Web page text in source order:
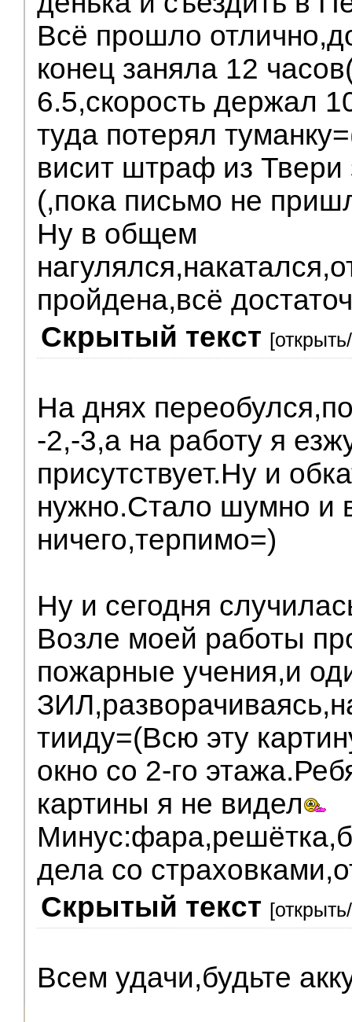
Всё прошло
конец заняла 12
6.5,скорость держал
туда потерял
висит штраф из
(,пока письмо не
Ну в общем
пройдена,всё
Скрытый текст
На днях
-2,-3,а на работу я
присутствует.Ну и
нужно.Стало шумно и
ничего,терпимо=)
Ну и сегодня
Возле моей работы
пожарные учения,и
тииду=(Всю эту
окно со 2-го
картины я не видел
дела со
Скрытый текст
Всем удачи,будьте